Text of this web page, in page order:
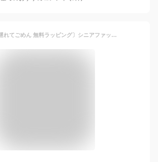
〔敬老の日遅れてごめん 無料ラッピング〕シニアファッション レディース 80代 70代 90代 プレゼント 春夏 ナイロン 多収納 2wayミニリュック&ボディバッグ おばあちゃん 服 誕生日 婦人服 女性 ハイミセス ミ 敬老の日 プレゼント 実用的